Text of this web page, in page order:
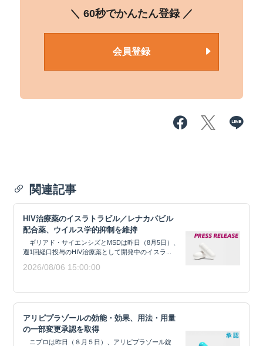
＼ 60秒でかんたん登録 ／
会員登録
関連記事
HIV治療薬のイスラトラビル／レナカパビル
配合薬、ウイルス学的抑制を維持
ギリアド・サイエンシズとMSDは昨日（8月5日）、
週1回経口投与のHIV治療薬として開発中のイスラ...
2026/08/06 15:00:00
アリピプラゾールの効能・効果、用法・用量
の一部変更承認を取得
ニプロは昨日（８月５日）、アリピプラゾール錠